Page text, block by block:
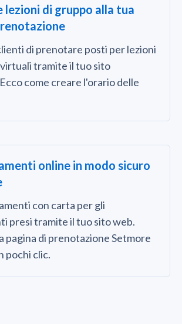
lezioni di gruppo alla tua
di prenotare posti per lezioni
tramite il tuo sito
come creare l'orario delle
online in modo sicuro
con carta per gli
presi tramite il tuo sito web.
pagina di prenotazione Setmore
pochi clic.